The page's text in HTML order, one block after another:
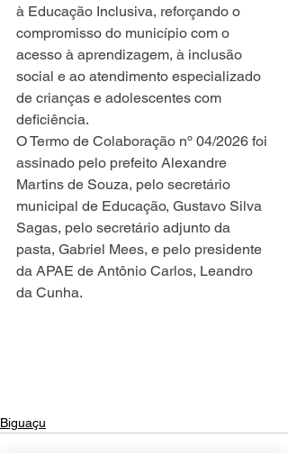
à Educação Inclusiva, reforçando o
compromisso do município com o
acesso à aprendizagem, à inclusão
social e ao atendimento especializado
de crianças e adolescentes com
deficiência.
O Termo de Colaboração nº 04/2026 foi
assinado pelo prefeito Alexandre
Martins de Souza, pelo secretário
municipal de Educação, Gustavo Silva
Sagas, pelo secretário adjunto da
pasta, Gabriel Mees, e pelo presidente
da APAE de Antônio Carlos, Leandro
da Cunha.
Biguaçu